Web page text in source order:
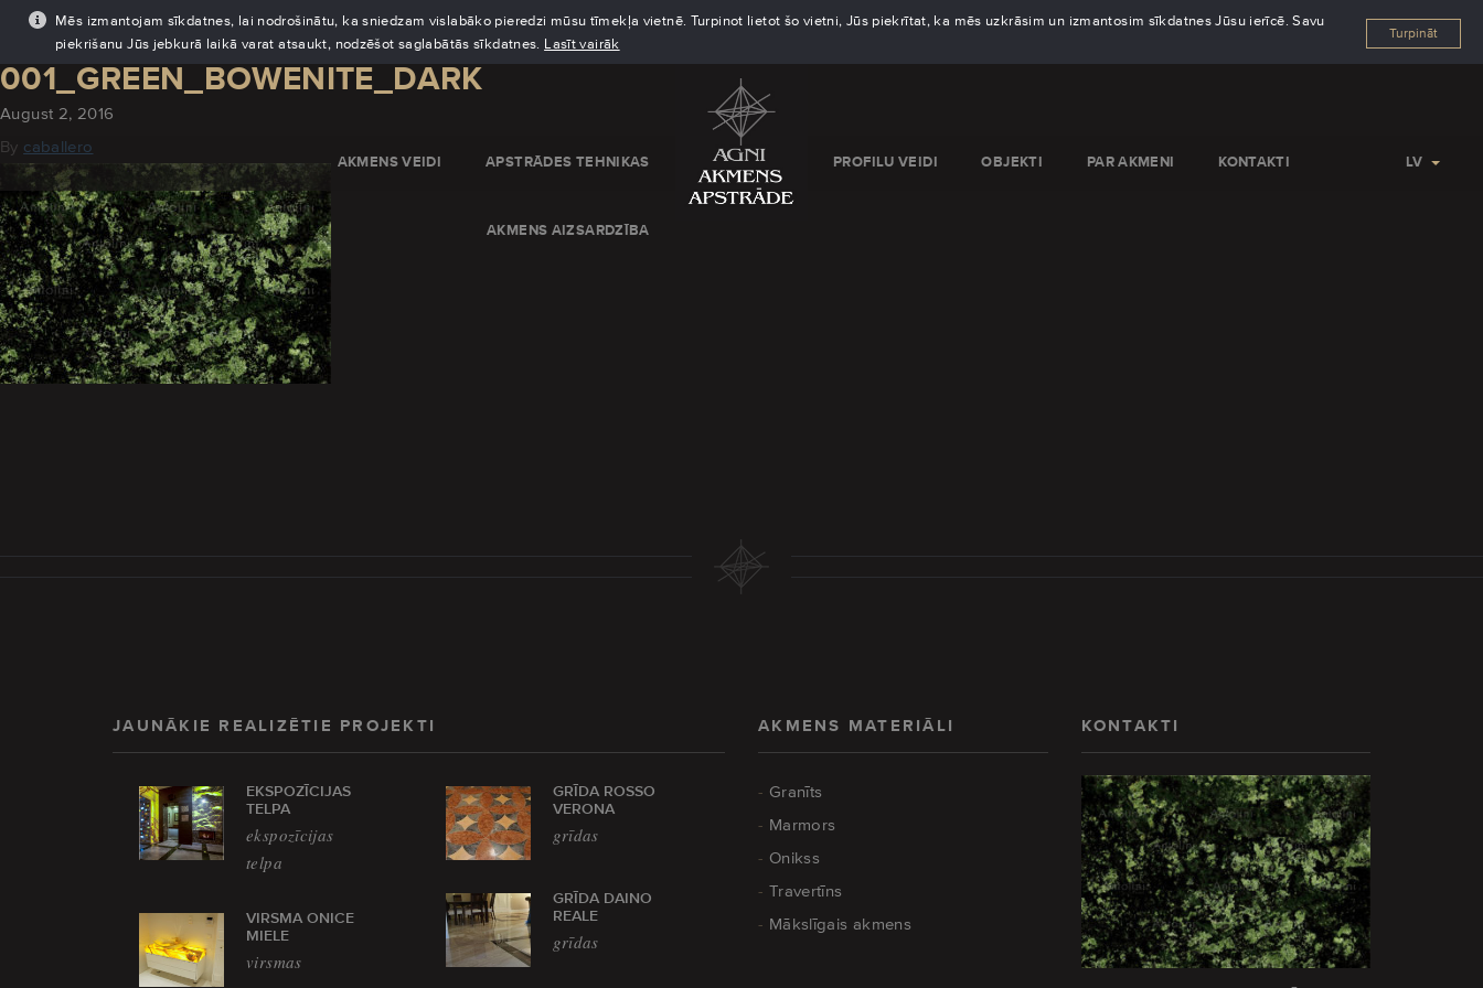
Mēs izmantojam sīkdatnes, lai nodrošinātu, ka sniedzam vislabāko pieredzi mūsu tīmekļa vietnē. Turpinot lietot šo vietni, Jūs piekrītat, ka mēs uzkrāsim un izmantosim sīkdatnes Jūsu ierīcē. Savu
piekrišanu Jūs jebkurā laikā varat atsaukt, nodzēšot saglabātās sīkdatnes. Lasīt vairāk
Turpināt
AKMENS VEIDI APSTRĀDES TEHNIKAS
AKMENS AIZSARDZĪBA
PROFILU VEIDI OBJEKTI PAR AKMENI KONTAKTI LV
001_GREEN_BOWENITE_DARK
August 2, 2016
By caballero
JAUNĀKIE REALIZĒTIE PROJEKTI
EKSPOZĪCIJAS
TELPA
ekspozīcijas
telpa
VIRSMA ONICE
MIELE
virsmas
GRĪDA ROSSO
VERONA
grīdas
GRĪDA DAINO
REALE
grīdas
AKMENS MATERIĀLI
Granīts
Marmors
Onikss
Travertīns
Mākslīgais akmens
KONTAKTI